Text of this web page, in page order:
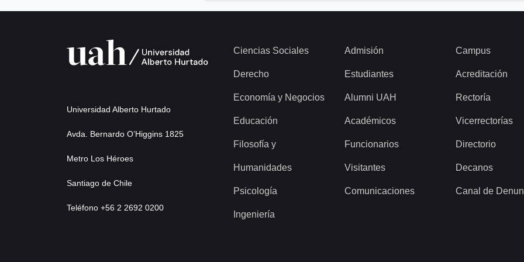
Universidad Alberto Hurtado
Avda. Bernardo O’Higgins 1825
Metro Los Héroes
Santiago de Chile
Teléfono +56 2 2692 0200
Ciencias Sociales
Derecho
Economía y Negocios
Educación
Filosofía y
Humanidades
Psicología
Ingeniería
Admisión
Estudiantes
Alumni UAH
Académicos
Funcionarios
Visitantes
Comunicaciones
Campus
Acreditación
Rectoría
Vicerrectorías
Directorio
Decanos
Canal de